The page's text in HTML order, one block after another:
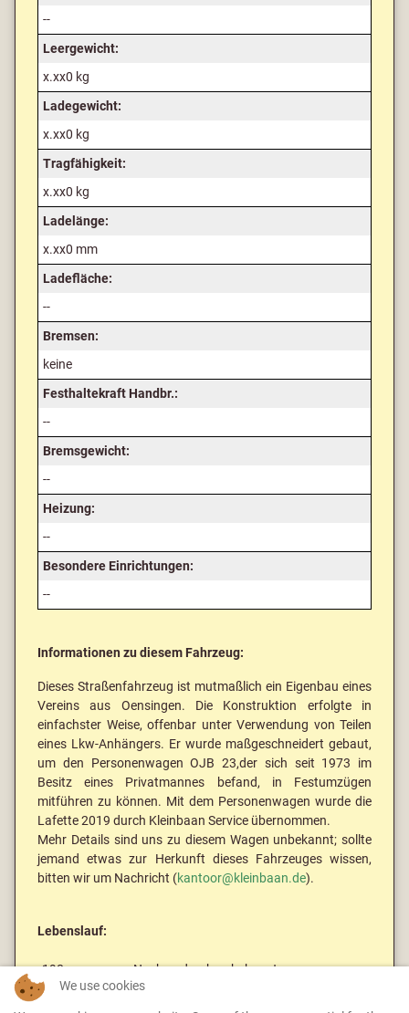
--
Leergewicht:
x.xx0 kg
Ladegewicht:
x.xx0 kg
Tragfähigkeit:
x.xx0 kg
Ladelänge:
x.xx0 mm
Ladefläche:
--
Bremsen:
keine
Festhaltekraft Handbr.:
--
Bremsgewicht:
--
Heizung:
--
Besondere Einrichtungen:
--
Informationen zu diesem Fahrzeug:
Dieses Straßenfahrzeug ist mutmaßlich ein Eigenbau eines
Vereins aus Oensingen. Die Konstruktion erfolgte in
einfachster Weise, offenbar unter Verwendung von Teilen
eines Lkw-Anhängers. Er wurde maßgeschneidert gebaut,
um den Personenwagen OJB 23,der sich seit 1973 im
Besitz eines Privatmannes befand, in Festumzügen
mitführen zu können. Mit dem Personenwagen wurde die
Lafette 2019 durch Kleinbaan Service übernommen.
Mehr Details sind uns zu diesem Wagen unbekannt; sollte
jemand etwas zur Herkunft dieses Fahrzeuges wissen,
bitten wir um Nachricht (kantoor@kleinbaan.de).
Lebenslauf:
198x
Neubau durch unbekannt
20xx
We use cookies